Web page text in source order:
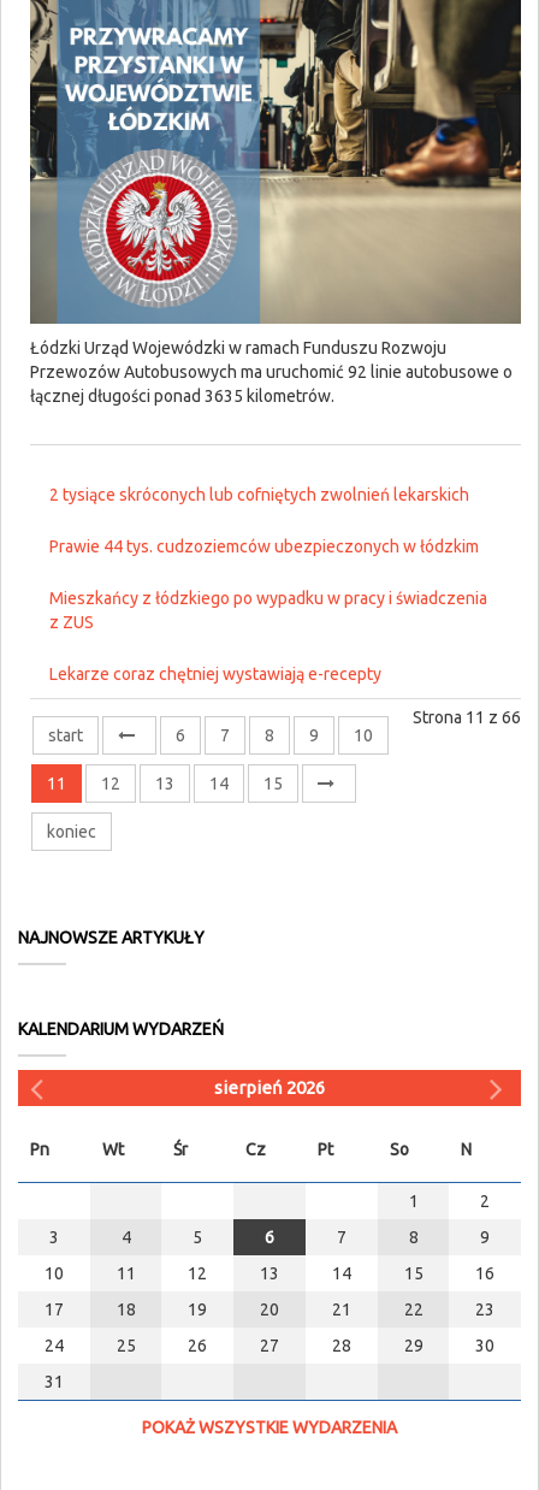
Łódzki Urząd Wojewódzki w ramach Funduszu Rozwoju
Przewozów Autobusowych ma uruchomić 92 linie autobusowe o
łącznej długości ponad 3635 kilometrów.
2 tysiące skróconych lub cofniętych zwolnień lekarskich
Prawie 44 tys. cudzoziemców ubezpieczonych w łódzkim
Mieszkańcy z łódzkiego po wypadku w pracy i świadczenia
z ZUS
Lekarze coraz chętniej wystawiają e-recepty
Strona 11 z 66
start
6 7 8 9 10
11 12 13 14 15
koniec
NAJNOWSZE ARTYKUŁY
KALENDARIUM WYDARZEŃ
sierpień 2026
Pn Wt Śr Cz Pt So N
1
2
3
4 5 6 7 8
9
10
11 12 13 14 15
16
17
18 19 20 21 22
23
24
25 26 27 28 29
30
31
POKAŻ WSZYSTKIE WYDARZENIA